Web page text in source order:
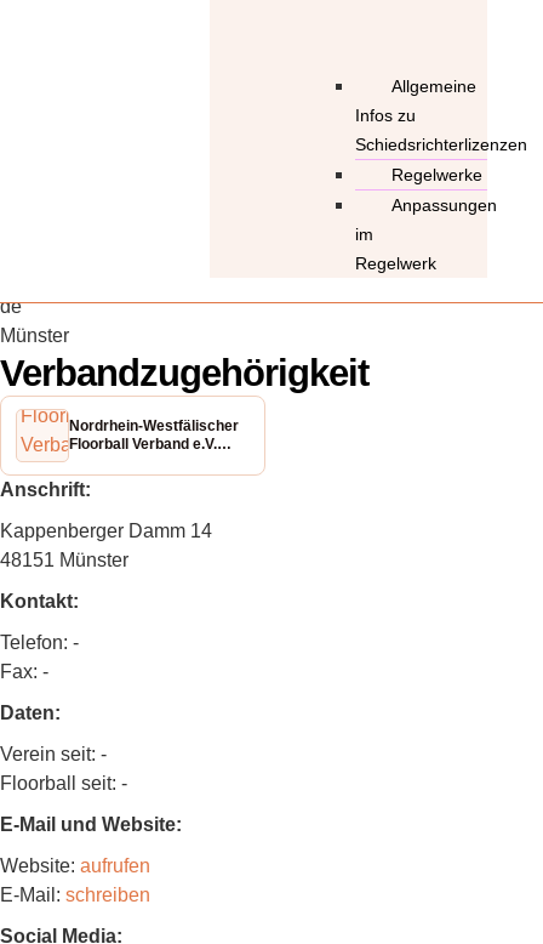
Allgemeine
Infos zu
Schiedsrichterlizenzen
Regelwerke
Anpassungen
im
Regelwerk
Unihockey Club Münster e.V.
de
Münster
Verbandzugehörigkeit
Nordrhein-Westfälischer
Floorball Verband e.V.
Anschrift:
Kappenberger Damm 14
48151 Münster
Kontakt:
Telefon: -
Fax: -
Daten:
Verein seit: -
Floorball seit: -
E-Mail und Website:
Website: aufrufen
E-Mail: schreiben
Social Media: